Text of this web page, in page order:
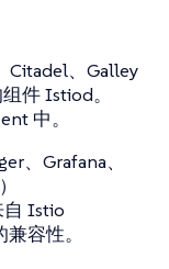
Citadel、Galley
件 Istiod。
中。
、Grafana、
Istio
容性。